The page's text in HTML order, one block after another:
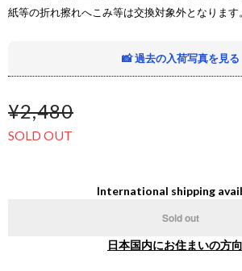
紙等の折れ擦れへこみ等は交換対象外となります。
📸 過去の入荷写真を見る
¥2,480
SOLD OUT
International shipping
Sold out
日本国内にお住まいの方